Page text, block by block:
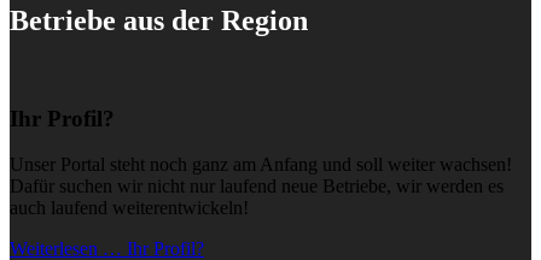
Betriebe aus der Region
Ihr Profil?
Unser Portal steht noch ganz am Anfang und soll weiter wachsen!
Dafür suchen wir nicht nur laufend neue Betriebe, wir werden es
auch laufend weiterentwickeln!
Weiterlesen … Ihr Profil?